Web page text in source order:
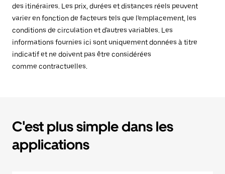
des itinéraires. Les prix, durées et distances réels peuvent
varier en fonction de facteurs tels que l'emplacement, les
conditions de circulation et d'autres variables. Les
informations fournies ici sont uniquement données à titre
indicatif et ne doivent pas être considérées
comme contractuelles.
C'est plus simple dans les
applications